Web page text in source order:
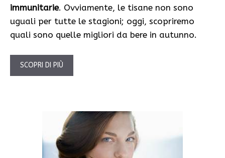
immunitarie. Ovviamente, le tisane non sono
uguali per tutte le stagioni; oggi, scopriremo
quali sono quelle migliori da bere in autunno.
SCOPRI DI PIÙ